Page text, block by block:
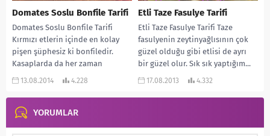
Domates Soslu Bonfile Tarifi
Domates Soslu Bonfile Tarifi
Kırmızı etlerin içinde en kolay
pişen şüphesiz ki bonfiledir.
Kasaplarda da her zaman
bulunmaz. Ben bulduğumda...
13.08.2014 4.228
Etli Taze Fasulye Tarifi
Etli Taze Fasulye Tarifi Taze
fasulyenin zeytinyağlısının çok
güzel olduğu gibi etlisi de ayrı
bir güzel olur. Sık sık yaptığım...
17.08.2013 4.332
YORUMLAR